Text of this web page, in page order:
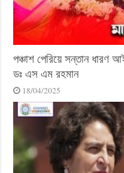
পঞ্চাশ পেরিয়ে সন্তান
ডঃ এস এম রহমান
18/04/2025